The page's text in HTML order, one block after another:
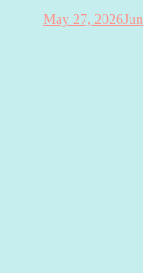
May 27, 2026